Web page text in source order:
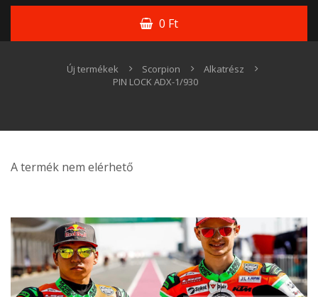
0 Ft
Új termékek Scorpion
Alkatrész
PIN LOCK ADX-1/930
A termék nem elérhető